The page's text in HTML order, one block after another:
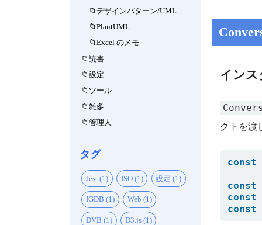
デザインパターン/UML
PlantUML
Excel のメモ
読書
設定
ツール
雑多
管理人
タグ
Jest (1) ISO (1) 設定 (1)
IGDB (1) Web (1)
DVB (1) D3.js (1)
インス
クトを渡
const
const
const
const